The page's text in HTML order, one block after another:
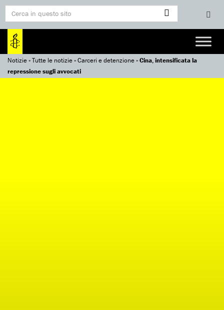
Notizie»Tutte le notizie»Carceri e detenzione»Cina, intensificata la
repressione sugli avvocati